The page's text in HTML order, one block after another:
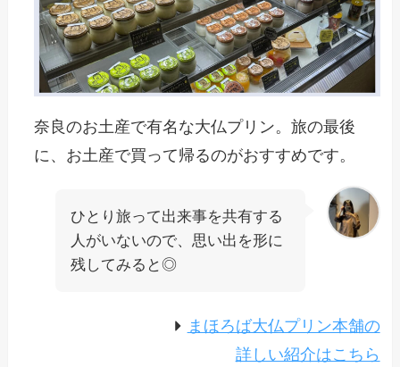
奈良のお土産で有名な大仏プリン。旅の最後
に、お土産で買って帰るのがおすすめです。
ひとり旅って出来事を共有する
人がいないので、思い出を形に
残してみると◎
まほろば大仏プリン本舗の
詳しい紹介はこちら